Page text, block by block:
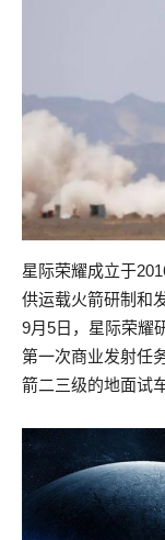
星际荣耀成立于
供运载火箭研制和
9月5日，星际荣耀
第一次商业发射任
箭二三级的地面试车